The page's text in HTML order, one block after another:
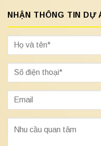
NHẬN THÔNG TIN DỰ